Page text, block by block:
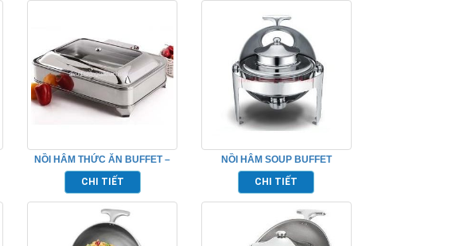
NỒI HÂM THỨC ĂN BUFFET –
TP697011
CHI TIẾT
NỒI HÂM SOUP BUFFET
TP697008
CHI TIẾT